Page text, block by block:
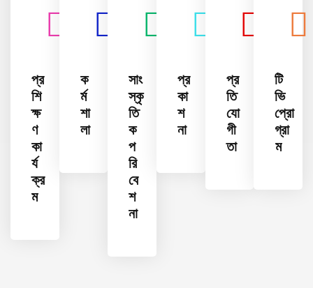
প্র
শি
ক্ষ
ণ
কা
র্য
ক্র
ম
ক
র্ম
শা
লা
সাং
স্কৃ
তি
ক
প
রি
বে
শ
না
প্র
কা
শ
না
প্র
তি
যো
গী
তা
টি
ভি
প্রো
গ্রা
ম